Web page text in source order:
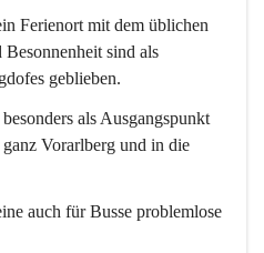
Ferienort mit dem üblichen
Besonnenheit sind als
geblieben.
als Ausgangspunkt
Vorarlberg und in die
auch für Busse problemlose